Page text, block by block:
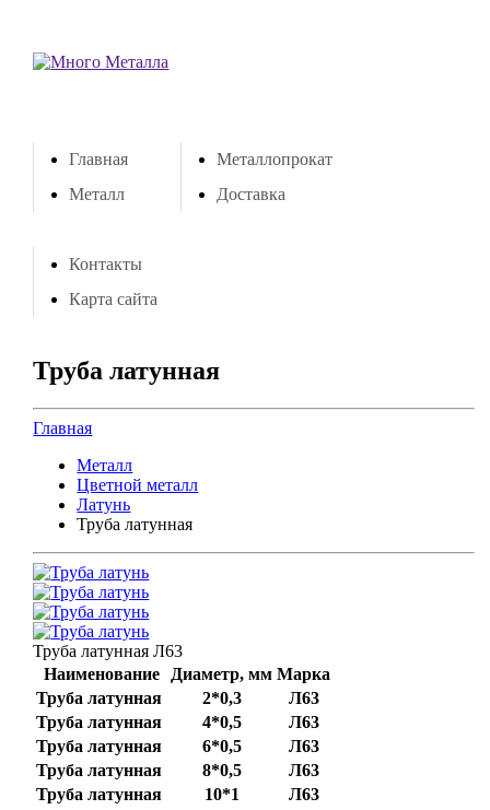
Главная
Металл
Металлопрокат
Доставка
Контакты
Карта сайта
Труба латунная
Главная
Металл
Цветной металл
Латунь
Труба латунная
Труба латунная Л63
Наименование
Диаметр, мм Марка
Труба латунная
2*0,3
Л63
Труба латунная
4*0,5
Л63
Труба латунная
6*0,5
Л63
Труба латунная
8*0,5
Л63
Труба латунная
10*1
Л63